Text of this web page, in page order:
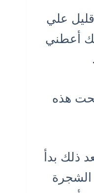
علي
أعطني
هذه
ذلك بدأ